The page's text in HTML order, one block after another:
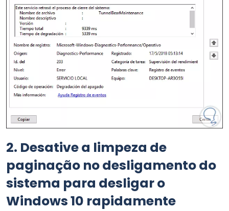
2. Desative a limpeza de
paginação no desligamento do
sistema para desligar o
Windows 10 rapidamente